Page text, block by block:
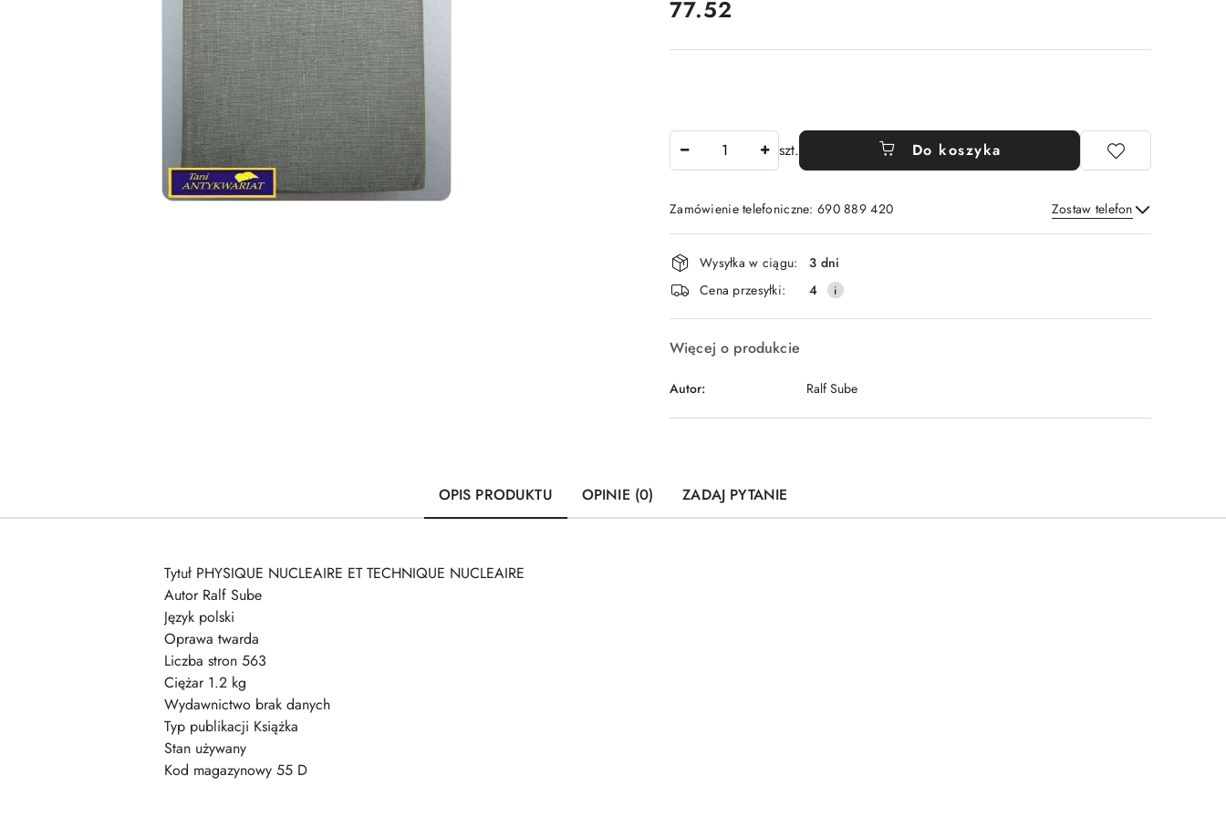
cena:
77.52
szt. Do koszyka
Zamówienie telefoniczne: 690 889 420 Zostaw telefon
Wyślij
Dostępność
i
dostawa
Wysyłka w ciągu:
3 dni
Cena przesyłki:
4
Więcej o produkcie
Autor: Ralf Sube
OPIS PRODUKTU OPINIE (0) ZADAJ PYTANIE
Tytuł PHYSIQUE NUCLEAIRE ET TECHNIQUE NUCLEAIRE
Autor Ralf Sube
Język polski
Oprawa twarda
Liczba stron 563
Ciężar 1.2 kg
Wydawnictwo brak danych
Typ publikacji Książka
Stan używany
Kod magazynowy 55 D